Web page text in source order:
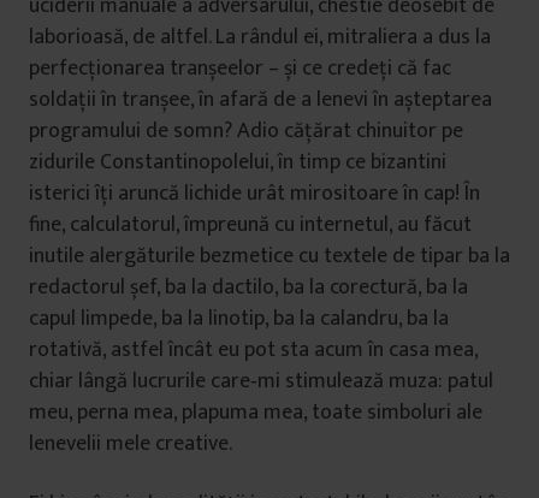
laborioasă, de altfel. La rândul ei, mitraliera a dus la
perfecţionarea tranșeelor – și ce credeţi că fac
soldaţii în tranșee, în afară de a lenevi în așteptarea
programului de somn? Adio căţărat chinuitor pe
zidurile Constantinopolelui, în timp ce bizantini
isterici îţi aruncă lichide urât mirositoare în cap! În
fine, calculatorul, împreună cu internetul, au făcut
inutile alergăturile bezmetice cu textele de tipar ba la
redactorul șef, ba la dactilo, ba la corectură, ba la
capul limpede, ba la linotip, ba la calandru, ba la
rotativă, astfel încât eu pot sta acum în casa mea,
chiar lângă lucrurile care‑mi stimulează muza: patul
meu, perna mea, plapuma mea, toate simboluri ale
lenevelii mele creative.